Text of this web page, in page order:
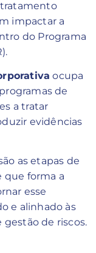
impactar a
do Programa
ocupa
de
a tratar
evidências
as etapas de
que forma a
esse
e alinhado às
de riscos.